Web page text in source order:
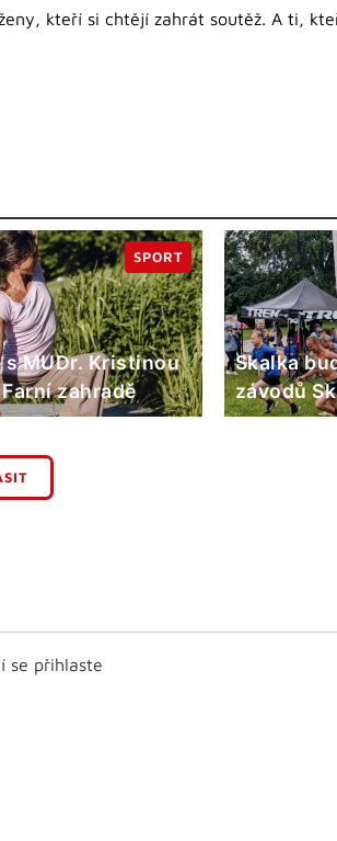
kteří si chtějí zahrát soutěž. A ti,
s MUDr. Kristinou
zahradě
SPORT
Skalka
závodů
se přihlaste